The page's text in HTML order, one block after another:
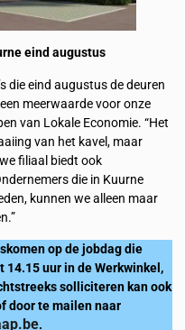
eind augustus
die eind augustus de deuren
meerwaarde voor onze
van Lokale Economie. “Het
van het kavel, maar
filiaal biedt ook
die in Kuurne
kunnen we alleen maar
op de jobdag die
uur in de Werkwinkel,
solliciteren kan ook
door te mailen naar
.